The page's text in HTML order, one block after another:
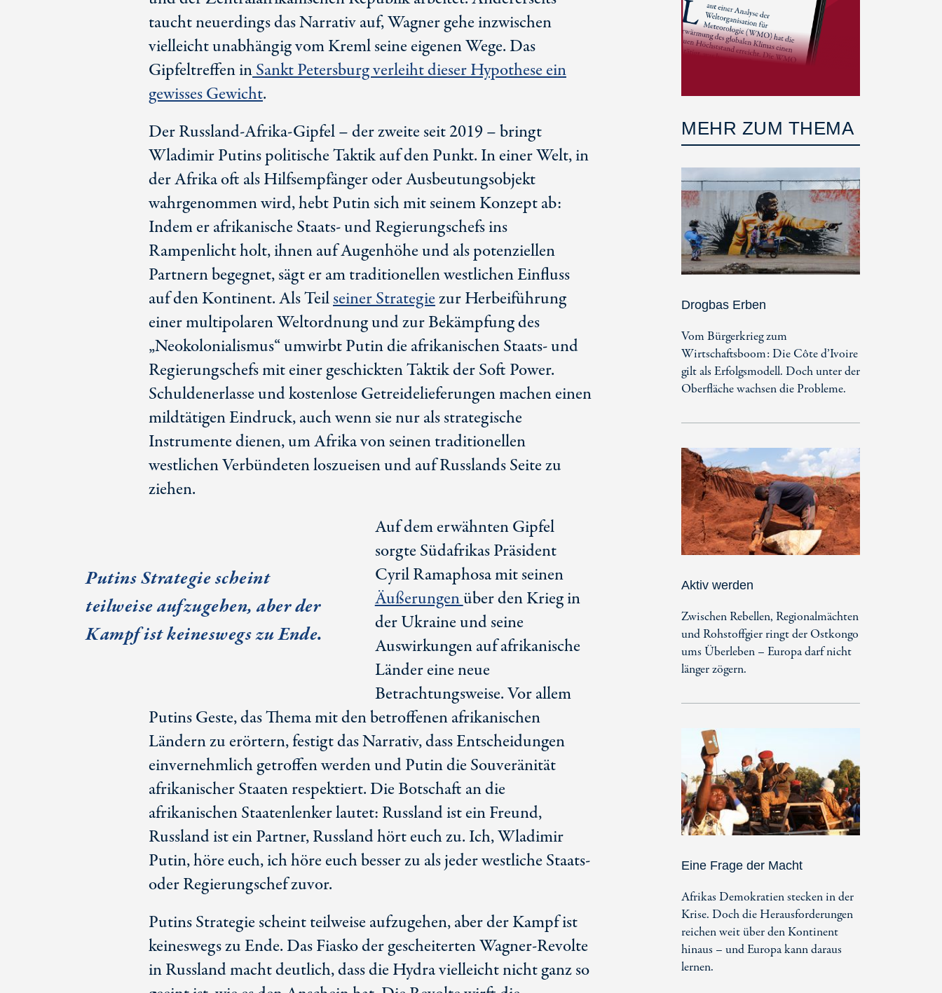
taucht neuerdings das Narrativ auf, Wagner gehe inzwischen
vielleicht unabhängig vom Kreml seine eigenen Wege. Das
Gipfeltreffen inSankt Petersburg verleiht dieser Hypothese ein
gewisses Gewicht.
Der Russland-Afrika-Gipfel – der zweite seit 2019 – bringt
Wladimir Putins politische Taktik auf den Punkt. In einer Welt, in
der Afrika oft als Hilfsempfänger oder Ausbeutungsobjekt
wahrgenommen wird, hebt Putin sich mit seinem Konzept ab:
Indem er afrikanische Staats- und Regierungschefs ins
Rampenlicht holt, ihnen auf Augenhöhe und als potenziellen
Partnern begegnet, sägt er am traditionellen westlichen Einfluss
auf den Kontinent. Als Teilseiner Strategiezur Herbeiführung
einer multipolaren Weltordnung und zur Bekämpfung des
„Neokolonialismus“ umwirbt Putin die afrikanischen Staats- und
Regierungschefs mit einer geschickten Taktik der Soft Power.
Schuldenerlasse und kostenlose Getreidelieferungen machen einen
mildtätigen Eindruck, auch wenn sie nur als strategische
Instrumente dienen, um Afrika von seinen traditionellen
westlichen Verbündeten loszueisen und auf Russlands Seite zu
ziehen.
Putins Strategie scheint
teilweise aufzugehen, aber der
Kampf ist keineswegs zu Ende.
Auf dem erwähnten Gipfel
sorgte Südafrikas Präsident
Cyril Ramaphosa mit seinen
Äußerungenüber den Krieg in
der Ukraine und seine
Auswirkungen auf afrikanische
Länder eine neue
Betrachtungsweise. Vor allem
Putins Geste, das Thema mit den betroffenen afrikanischen
Ländern zu erörtern, festigt das Narrativ, dass Entscheidungen
einvernehmlich getroffen werden und Putin die Souveränität
afrikanischer Staaten respektiert. Die Botschaft an die
afrikanischen Staatenlenker lautet: Russland ist ein Freund,
Russland ist ein Partner, Russland hört euch zu. Ich, Wladimir
Putin, höre euch, ich höre euch besser zu als jeder westliche Staats-
oder Regierungschef zuvor.
Putins Strategie scheint teilweise aufzugehen, aber der Kampf ist
keineswegs zu Ende. Das Fiasko der gescheiterten Wagner-Revolte
in Russland macht deutlich, dass die Hydra vielleicht nicht ganz so
MEHR ZUM THEMA
Drogbas Erben
Vom Bürgerkrieg zum
Wirtschaftsboom: Die Côte d’Ivoire
gilt als Erfolgsmodell. Doch unter der
Oberfläche wachsen die Probleme.
Aktiv werden
Zwischen Rebellen, Regionalmächten
und Rohstoffgier ringt der Ostkongo
ums Überleben – Europa darf nicht
länger zögern.
Eine Frage der Macht
Afrikas Demokratien stecken in der
Krise. Doch die Herausforderungen
reichen weit über den Kontinent
hinaus – und Europa kann daraus
lernen.